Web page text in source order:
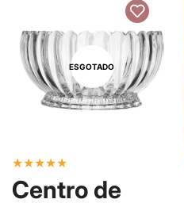
ESGOTADO
★★★★★
Centro de